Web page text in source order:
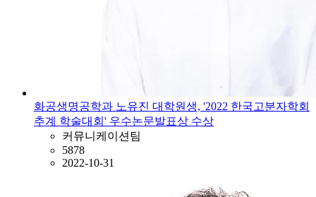
화공생명공학과 노유진 대학원생, '2022 한국고분자학회
추계 학술대회' 우수논문발표상 수상
커뮤니케이션팀
5878
2022-10-31